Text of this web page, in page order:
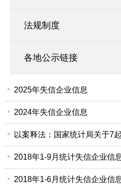
法规制度
各地公示链接
2025年失信企业信息
2024年失信企业信息
以案释法：国家统计局关于7
2018年1-9月统计失信企业信
2018年1-6月统计失信企业信